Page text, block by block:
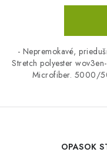
- Nepremokavé,
Stretch polyester
Microfiber. 5000/
OPASOK